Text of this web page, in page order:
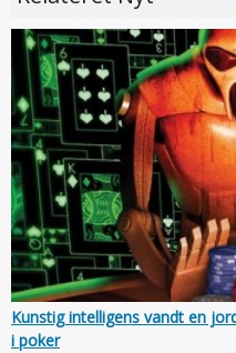
Kunstig intelligens vandt en
i poker